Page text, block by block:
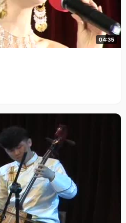
04:35